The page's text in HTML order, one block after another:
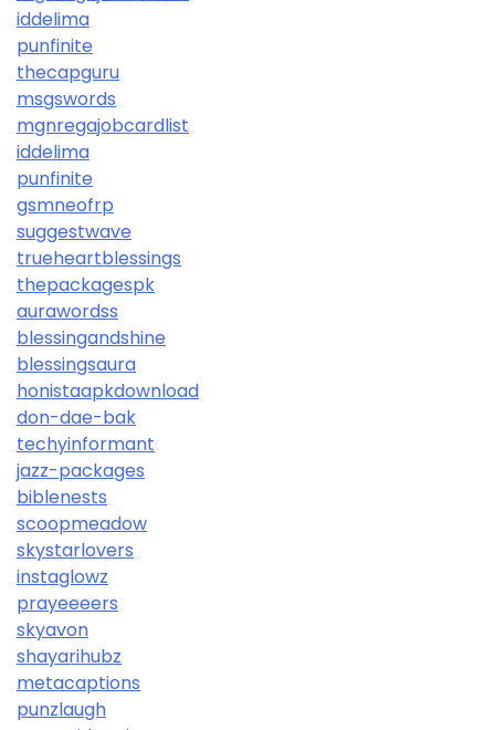
iddelima
punfinite
thecapguru
msgswords
mgnregajobcardlist
iddelima
punfinite
gsmneofrp
suggestwave
trueheartblessings
thepackagespk
aurawordss
blessingandshine
blessingsaura
honistaapkdownload
don-dae-bak
techyinformant
jazz-packages
biblenests
scoopmeadow
skystarlovers
instaglowz
prayeeeers
skyavon
shayarihubz
metacaptions
punzlaugh